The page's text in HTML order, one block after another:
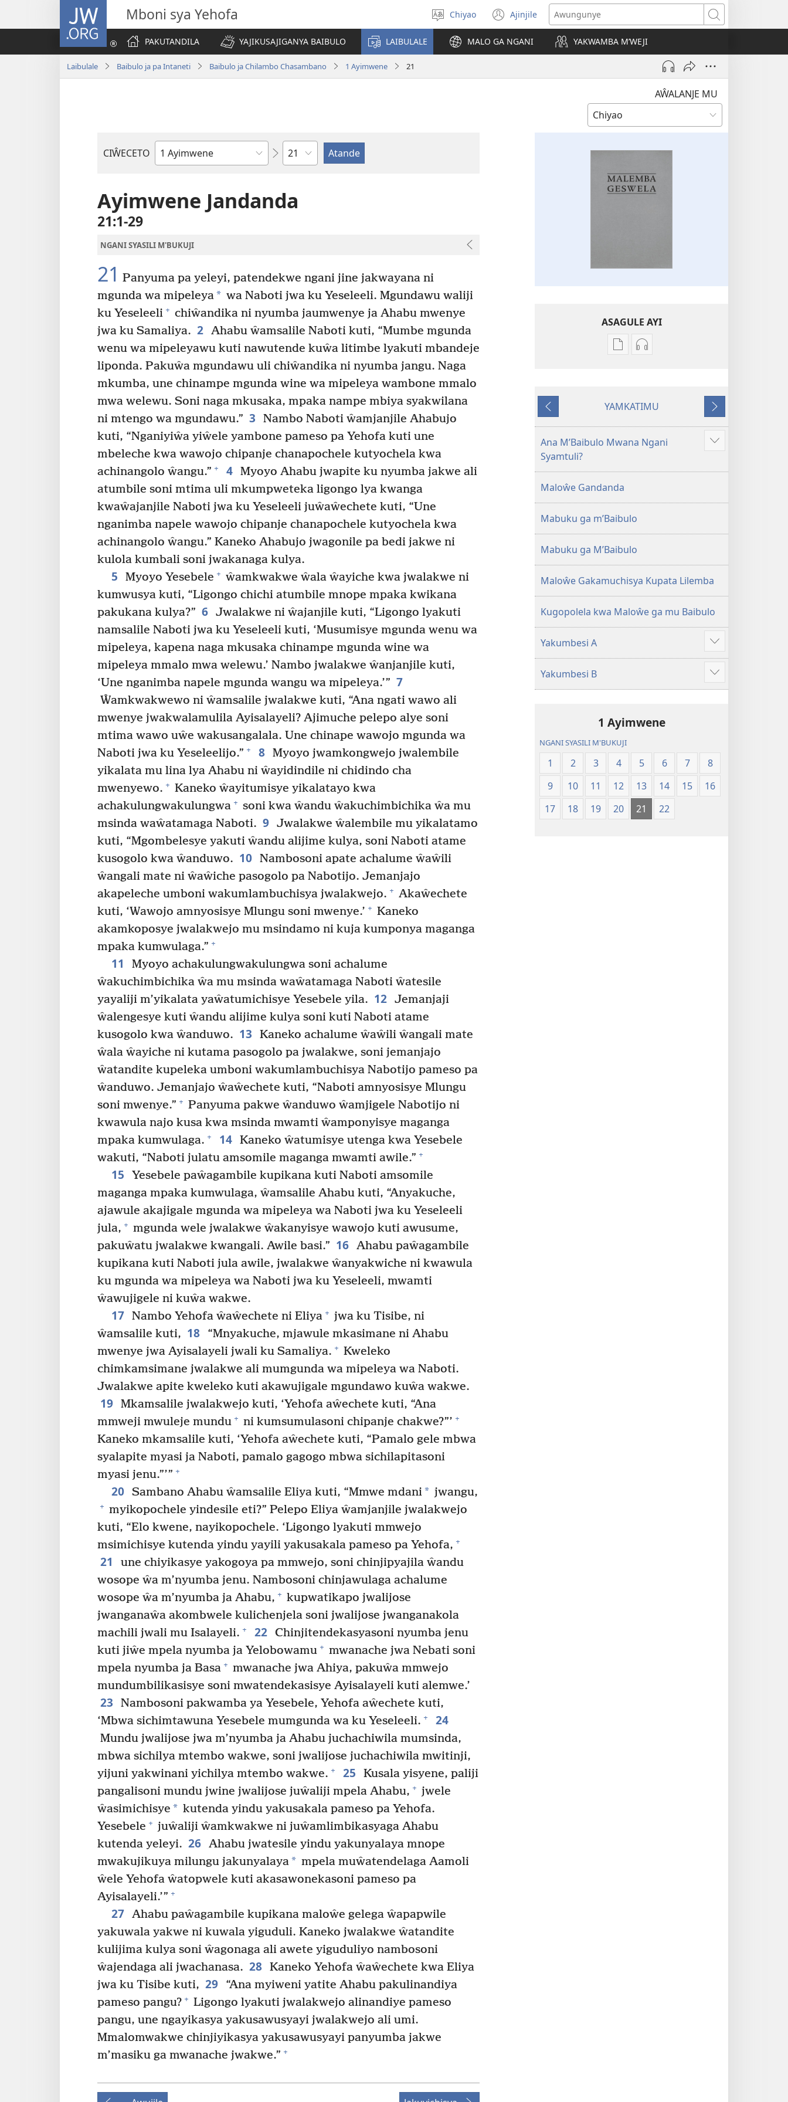
JW.ORG Mboni sya Yehofa
Asagule
ciŵeceto
Chiyao Ajinjile
(awugule
liwindo
line)
Awungunye
PAKUTANDILA
YAJIKUSAJIGANYA BAIBULO LAIBULALE MALO GA NGANI YAKWAMBA M’WEJI
Laibulale Baibulo ja pa Intaneti Baibulo ja Chilambo Chasambano 1 Ayimwene 21
AŴALANJE MU
CIŴECETO
Buku
Chaputala
Ayimwene Jandanda
21:1-29
NGANI SYASILI M'BUKUJI
21 Panyuma pa yeleyi, patendekwe ngani jine jakwayana ni
mgunda wa mipeleya* wa Naboti jwa ku Yeseleeli. Mgundawu waliji
ku Yeseleeli + chiŵandika ni nyumba jaumwenye ja Ahabu mwenye
jwa ku Samaliya. 2 Ahabu ŵamsalile Naboti kuti, “Mumbe mgunda
wenu wa mipeleyawu kuti nawutende kuŵa litimbe lyakuti mbandeje
liponda. Pakuŵa mgundawu uli chiŵandika ni nyumba jangu. Naga
mkumba, une chinampe mgunda wine wa mipeleya wambone mmalo
mwa welewu. Soni naga mkusaka, mpaka nampe mbiya syakwilana
ni mtengo wa mgundawu.” 3
Nambo Naboti ŵamjanjile Ahabujo
kuti, “Nganiyiŵa yiŵele yambone pameso pa Yehofa kuti une
mbeleche kwa wawojo chipanje chanapochele kutyochela kwa
achinangolo ŵangu.” + 4 Myoyo Ahabu jwapite ku nyumba jakwe ali
atumbile soni mtima uli mkumpweteka ligongo lya kwanga
kwaŵajanjile Naboti jwa ku Yeseleeli juŵaŵechete kuti, “Une
nganimba napele wawojo chipanje chanapochele kutyochela kwa
achinangolo ŵangu.” Kaneko Ahabujo jwagonile pa bedi jakwe ni
kulola kumbali soni jwakanaga kulya.
5 Myoyo Yesebele + ŵamkwakwe ŵala ŵayiche kwa jwalakwe ni
kumwusya kuti, “Ligongo chichi atumbile mnope mpaka kwikana
pakukana kulya?” 6 Jwalakwe ni ŵajanjile kuti, “Ligongo lyakuti
namsalile Naboti jwa ku Yeseleeli kuti, ‘Musumisye mgunda wenu wa
mipeleya, kapena naga mkusaka chinampe mgunda wine wa
mipeleya mmalo mwa welewu.’ Nambo jwalakwe ŵanjanjile kuti,
‘Une nganimba napele mgunda wangu wa mipeleya.’” 7
Ŵamkwakwewo ni ŵamsalile jwalakwe kuti, “Ana ngati wawo ali
mwenye jwakwalamulila Ayisalayeli? Ajimuche pelepo alye soni
mtima wawo uŵe wakusangalala. Une chinape wawojo mgunda wa
Naboti jwa ku Yeseleelijo.” + 8 Myoyo jwamkongwejo jwalembile
yikalata mu lina lya Ahabu ni ŵayidindile ni chidindo cha
mwenyewo. + Kaneko ŵayitumisye yikalatayo kwa
achakulungwakulungwa + soni kwa ŵandu ŵakuchimbichika ŵa mu
msinda waŵatamaga Naboti. 9 Jwalakwe ŵalembile mu yikalatamo
kuti, “Mgombelesye yakuti ŵandu alijime kulya, soni Naboti atame
kusogolo kwa ŵanduwo. 10 Nambosoni apate achalume ŵaŵili
ŵangali mate ni ŵaŵiche pasogolo pa Nabotijo. Jemanjajo
akapeleche umboni wakumlambuchisya jwalakwejo. + Akaŵechete
kuti, ‘Wawojo amnyosisye Mlungu soni mwenye.’ + Kaneko
akamkoposye jwalakwejo mu msindamo ni kuja kumponya maganga
mpaka kumwulaga.” +
11
Myoyo achakulungwakulungwa soni achalume
ŵakuchimbichika ŵa mu msinda waŵatamaga Naboti ŵatesile
yayaliji m’yikalata yaŵatumichisye Yesebele yila. 12 Jemanjaji
ŵalengesye kuti ŵandu alijime kulya soni kuti Naboti atame
kusogolo kwa ŵanduwo. 13
Kaneko achalume ŵaŵili ŵangali mate
ŵala ŵayiche ni kutama pasogolo pa jwalakwe, soni jemanjajo
ŵatandite kupeleka umboni wakumlambuchisya Nabotijo pameso pa
ŵanduwo. Jemanjajo ŵaŵechete kuti, “Naboti amnyosisye Mlungu
soni mwenye.” + Panyuma pakwe ŵanduwo ŵamjigele Nabotijo ni
kwawula najo kusa kwa msinda mwamti ŵamponyisye maganga
mpaka kumwulaga. + 14 Kaneko ŵatumisye utenga kwa Yesebele
wakuti, “Naboti julatu amsomile maganga mwamti awile.” +
15
Yesebele paŵagambile kupikana kuti Naboti amsomile
maganga mpaka kumwulaga, ŵamsalile Ahabu kuti, “Anyakuche,
ajawule akajigale mgunda wa mipeleya wa Naboti jwa ku Yeseleeli
jula, + mgunda wele jwalakwe ŵakanyisye wawojo kuti awusume,
pakuŵatu jwalakwe kwangali. Awile basi.” 16 Ahabu paŵagambile
kupikana kuti Naboti jula awile, jwalakwe ŵanyakwiche ni kwawula
ku mgunda wa mipeleya wa Naboti jwa ku Yeseleeli, mwamti
ŵawujigele ni kuŵa wakwe.
17 Nambo Yehofa ŵaŵechete ni Eliya + jwa ku Tisibe, ni
ŵamsalile kuti, 18
“Mnyakuche, mjawule mkasimane ni Ahabu
mwenye jwa Ayisalayeli jwali ku Samaliya. + Kweleko
chimkamsimane jwalakwe ali mumgunda wa mipeleya wa Naboti.
Jwalakwe apite kweleko kuti akawujigale mgundawo kuŵa wakwe.
19 Mkamsalile jwalakwejo kuti, ‘Yehofa aŵechete kuti, “Ana
mmweji mwuleje mundu + ni kumsumulasoni chipanje chakwe?”’ +
Kaneko mkamsalile kuti, ‘Yehofa aŵechete kuti, “Pamalo gele mbwa
syalapite myasi ja Naboti, pamalo gagogo mbwa sichilapitasoni
myasi jenu.”’” +
20 Sambano Ahabu ŵamsalile Eliya kuti, “Mmwe mdani* jwangu,
+ myikopochele yindesile eti?” Pelepo Eliya ŵamjanjile jwalakwejo
kuti, “Elo kwene, nayikopochele. ‘Ligongo lyakuti mmwejo
msimichisye kutenda yindu yayili yakusakala pameso pa Yehofa, +
21
une chiyikasye yakogoya pa mmwejo, soni chinjipyajila ŵandu
wosope ŵa m’nyumba jenu. Nambosoni chinjawulaga achalume
wosope ŵa m’nyumba ja Ahabu, + kupwatikapo jwalijose
jwanganaŵa akombwele kulichenjela soni jwalijose jwanganakola
machili jwali mu Isalayeli. + 22 Chinjitendekasyasoni nyumba jenu
kuti jiŵe mpela nyumba ja Yelobowamu + mwanache jwa Nebati soni
mpela nyumba ja Basa + mwanache jwa Ahiya, pakuŵa mmwejo
mundumbilikasisye soni mwatendekasisye Ayisalayeli kuti alemwe.’
23
Nambosoni pakwamba ya Yesebele, Yehofa aŵechete kuti,
‘Mbwa sichimtawuna Yesebele mumgunda wa ku Yeseleeli. + 24
Mundu jwalijose jwa m’nyumba ja Ahabu juchachiwila mumsinda,
mbwa sichilya mtembo wakwe, soni jwalijose juchachiwila mwitinji,
yijuni yakwinani yichilya mtembo wakwe. + 25
Kusala yisyene, paliji
pangalisoni mundu jwine jwalijose juŵaliji mpela Ahabu, + jwele
ŵasimichisye * kutenda yindu yakusakala pameso pa Yehofa.
Yesebele + juŵaliji ŵamkwakwe ni juŵamlimbikasyaga Ahabu
kutenda yeleyi. 26 Ahabu jwatesile yindu yakunyalaya mnope
mwakujikuya milungu jakunyalaya* mpela muŵatendelaga Aamoli
ŵele Yehofa ŵatopwele kuti akasawonekasoni pameso pa
Ayisalayeli.’” +
27 Ahabu paŵagambile kupikana maloŵe gelega ŵapapwile
yakuwala yakwe ni kuwala yiguduli. Kaneko jwalakwe ŵatandite
kulijima kulya soni ŵagonaga ali awete yiguduliyo nambosoni
ŵajendaga ali jwachanasa. 28 Kaneko Yehofa ŵaŵechete kwa Eliya
jwa ku Tisibe kuti, 29
“Ana myiweni yatite Ahabu pakulinandiya
pameso pangu? + Ligongo lyakuti jwalakwejo alinandiye pameso
pangu, une ngayikasya yakusawusyayi jwalakwejo ali umi.
Mmalomwakwe chinjiyikasya yakusawusyayi panyumba jakwe
m’masiku ga mwanache jwakwe.” +
ASAGULE AYI
Asagule
Baibulo
Chilambo
Chasambano
Geswela
(Jelinganyesoni
mu
2013)
Kusagula
ja
Chasambano
ja
mu
Awujile
YAMKATIMU
Jakuyichisya
Ana M’Baibulo Mwana Ngani
Syamtuli?
Jilosye
Maloŵe Gandanda
Mabuku ga m’Baibulo
Mabuku ga M’Baibulo
Maloŵe Gakamuchisya Kupata Lilemba
Kugopolela kwa Maloŵe ga mu Baibulo
Yakumbesi A
Jilosye
yejinji
Yakumbesi B
Jilosye
yejinji
1 Ayimwene
NGANI SYASILI M'BUKUJI
1 2 3 4 5 6 7
8
9
10 11 12 13 14 15
16
17
18 19 20 21 22